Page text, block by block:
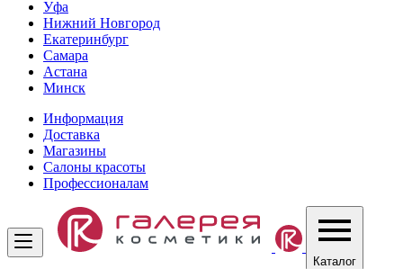
Уфа
Нижний Новгород
Екатеринбург
Самара
Астана
Минск
Информация
Доставка
Магазины
Салоны красоты
Профессионалам
Каталог